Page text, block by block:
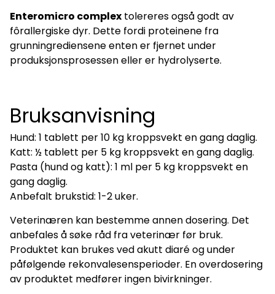
Enteromicro complex tolereres også godt av
fôrallergiske dyr. Dette fordi proteinene fra
grunningrediensene enten er fjernet under
produksjonsprosessen eller er hydrolyserte.
Bruksanvisning
Hund: 1 tablett per 10 kg kroppsvekt en gang daglig.
Katt: ½ tablett per 5 kg kroppsvekt en gang daglig.
Pasta (hund og katt): 1 ml per 5 kg kroppsvekt en
gang daglig.
Anbefalt brukstid: 1-2 uker.
Veterinæren kan bestemme annen dosering. Det
anbefales å søke råd fra veterinær før bruk.
Produktet kan brukes ved akutt diaré og under
påfølgende rekonvalesensperioder. En overdosering
av produktet medfører ingen bivirkninger.